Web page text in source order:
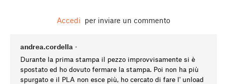
Accedi per inviare un commento
andrea.cordella •
Durante la prima stampa il pezzo improvvisamente si è
spostato ed ho dovuto fermare la stampa. Poi non ha più
spurgato e il PLA non esce più, ho cercato di fare l' unload